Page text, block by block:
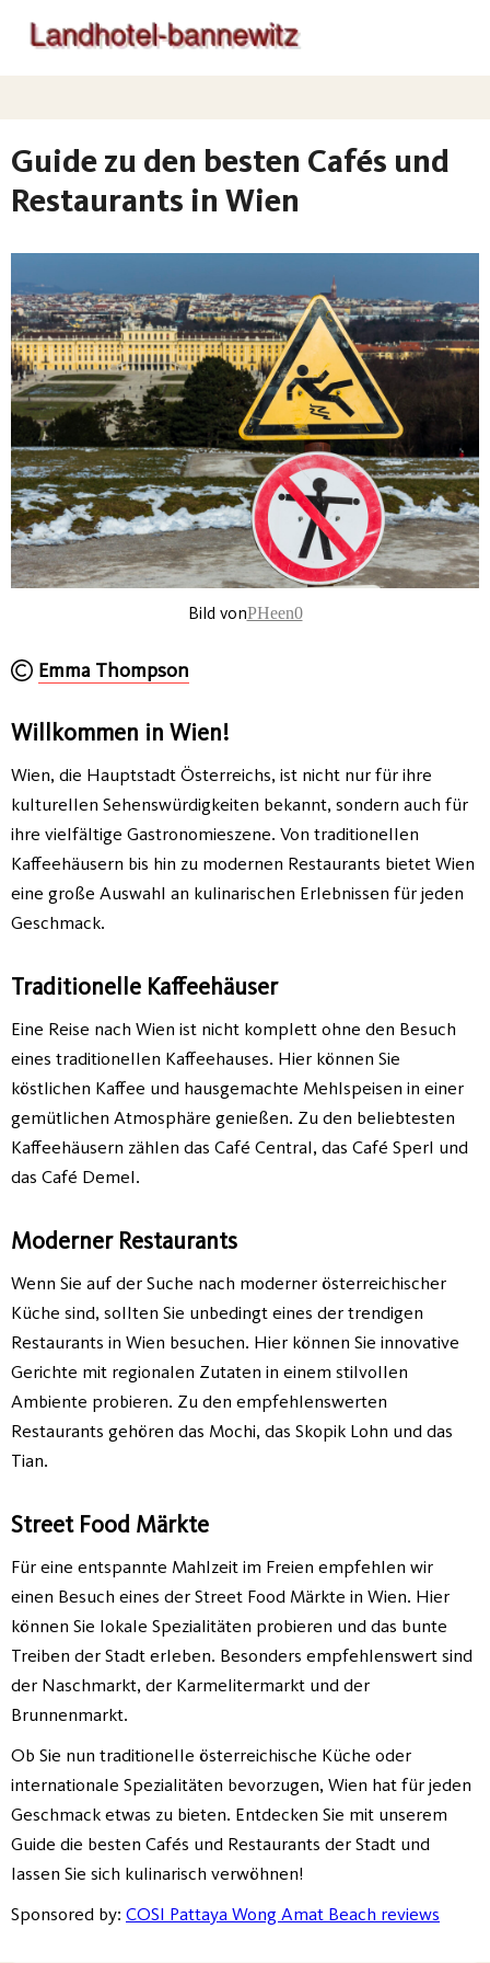
Guide zu den besten Cafés und
Restaurants in Wien
Bild vonPHeen0
Emma Thompson
Willkommen in Wien!
Wien, die Hauptstadt Österreichs, ist nicht nur für ihre
kulturellen Sehenswürdigkeiten bekannt, sondern auch für
ihre vielfältige Gastronomieszene. Von traditionellen
Kaffeehäusern bis hin zu modernen Restaurants bietet Wien
eine große Auswahl an kulinarischen Erlebnissen für jeden
Geschmack.
Traditionelle Kaffeehäuser
Eine Reise nach Wien ist nicht komplett ohne den Besuch
eines traditionellen Kaffeehauses. Hier können Sie
köstlichen Kaffee und hausgemachte Mehlspeisen in einer
gemütlichen Atmosphäre genießen. Zu den beliebtesten
Kaffeehäusern zählen das Café Central, das Café Sperl und
das Café Demel.
Moderner Restaurants
Wenn Sie auf der Suche nach moderner österreichischer
Küche sind, sollten Sie unbedingt eines der trendigen
Restaurants in Wien besuchen. Hier können Sie innovative
Gerichte mit regionalen Zutaten in einem stilvollen
Ambiente probieren. Zu den empfehlenswerten
Restaurants gehören das Mochi, das Skopik Lohn und das
Tian.
Street Food Märkte
Für eine entspannte Mahlzeit im Freien empfehlen wir
einen Besuch eines der Street Food Märkte in Wien. Hier
können Sie lokale Spezialitäten probieren und das bunte
Treiben der Stadt erleben. Besonders empfehlenswert sind
der Naschmarkt, der Karmelitermarkt und der
Brunnenmarkt.
Ob Sie nun traditionelle österreichische Küche oder
internationale Spezialitäten bevorzugen, Wien hat für jeden
Geschmack etwas zu bieten. Entdecken Sie mit unserem
Guide die besten Cafés und Restaurants der Stadt und
lassen Sie sich kulinarisch verwöhnen!
Sponsored by: COSI Pattaya Wong Amat Beach reviews